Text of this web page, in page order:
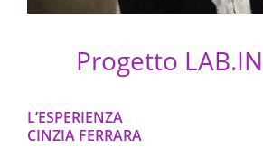
Progetto
L’ESPERIENZA
CINZIA FERRARA